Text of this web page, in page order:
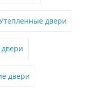
двери
двери